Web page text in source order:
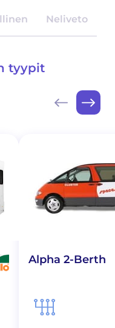
Neliveto
tyypit
Alpha 2-Berth